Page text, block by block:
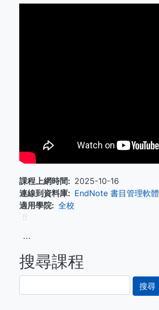
課程上網時間
2025-10-16
連線到資料庫
EndNote 書目管理軟體
適用學院
全校
⠿
⋯
搜尋課程
尋